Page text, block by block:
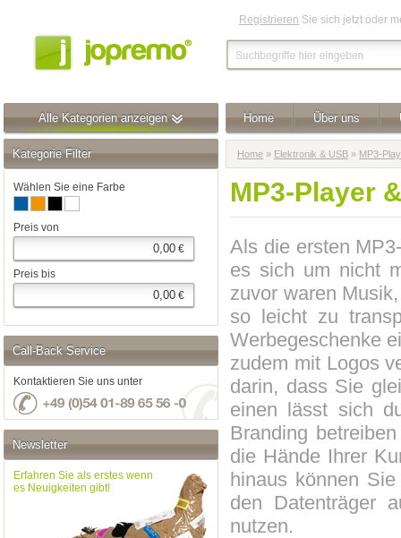
Registrieren Sie sich jetzt oder
Alle Kategorien anzeigen
Kategorie Filter
Wählen Sie eine Farbe
Preis von
€
Preis bis
€
Call-Back Service
Kontaktieren Sie uns unter
Newsletter
Erfahren Sie als erstes wenn
es Neuigkeiten gibt!
Home Über uns
Home » Elektronik & USB » MP3-
MP3-Player
Als die ersten
es sich um nicht
zuvor waren
so leicht zu
Werbegeschenke
zudem mit Logos
darin, dass Sie
einen lässt sich
Branding
die Hände Ihrer
hinaus können
den Datenträger
nutzen.